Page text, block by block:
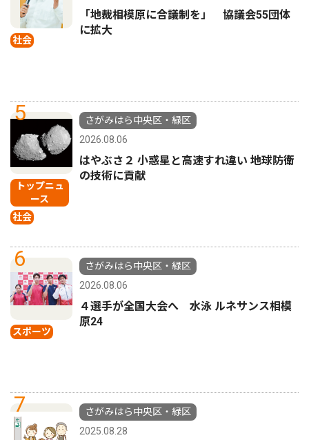
社会
「地裁相模原に合議制を」 協議会55団体
に拡大
5
トップニュ
ース
社会
さがみはら中央区・緑区
2026.08.06
はやぶさ２ 小惑星と高速すれ違い 地球防衛
の技術に貢献
6
スポーツ
さがみはら中央区・緑区
2026.08.06
４選手が全国大会へ 水泳 ルネサンス相模
原24
7
さがみはら中央区・緑区
2025.08.28